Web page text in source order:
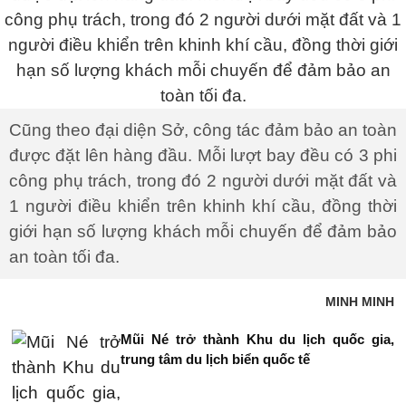
Cũng theo đại diện Sở, công tác đảm bảo an toàn
được đặt lên hàng đầu. Mỗi lượt bay đều có 3 phi
công phụ trách, trong đó 2 người dưới mặt đất và
1 người điều khiển trên khinh khí cầu, đồng thời
giới hạn số lượng khách mỗi chuyến để đảm bảo
an toàn tối đa.
MINH MINH
Mũi Né trở thành Khu du lịch quốc gia,
trung tâm du lịch biển quốc tế